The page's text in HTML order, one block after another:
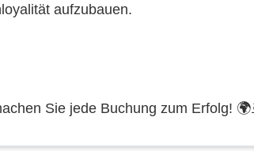
aufzubauen.
Sie jede Buchung zum Erfolg!